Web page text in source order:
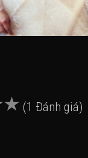
(1 Đánh giá)